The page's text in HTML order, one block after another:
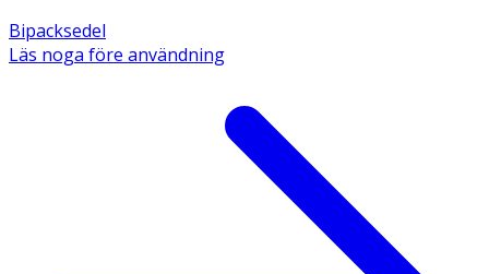
Bipacksedel
Läs noga före användning